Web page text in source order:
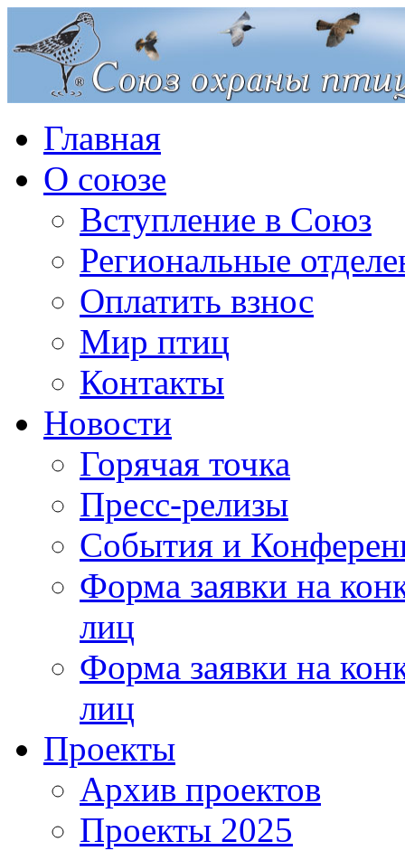
Главная
О союзе
Вступление в Союз
Региональные
Оплатить взнос
Мир птиц
Контакты
Новости
Горячая точка
Пресс-релизы
События и
Форма заявки на
лиц
Форма заявки на
лиц
Проекты
Архив проектов
Проекты 2025